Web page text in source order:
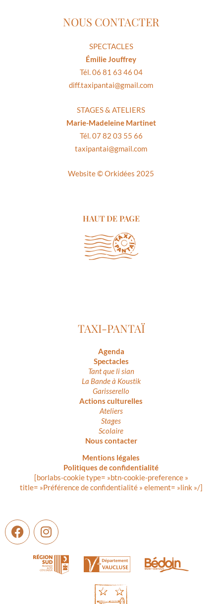
NOUS CONTACTER
SPECTACLES
Émilie Jouffrey
Tél. 06 81 63 46 04
diff.taxipantai@gmail.com
STAGES & ATELIERS
Marie-Madeleine Martinet
Tél. 07 82 03 55 66
taxipantai@gmail.com
Website ©Orkidées 2025
HAUT DE PAGE
TAXI-PANTAÏ
Agenda
Spectacles
Tant que li sian
La Bande à Koustik
Garisserello
Actions culturelles
Ateliers
Stages
Scolaire
Nous contacter
Mentions légales
Politiques de confidentialité
[borlabs-cookie type= »btn-cookie-preference »
title= »Préférence de confidentialité » element= »link »/]